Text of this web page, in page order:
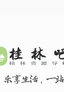
享生活，一站